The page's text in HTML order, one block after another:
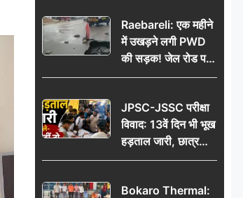
Raebareli: एक महीने
में उखड़ने लगी PWD
की सड़क! जेल रोड पर
गड्ढे ने खोली निर्माण
की उठी मांग
JPSC-JSSC परीक्षा
विवाद: 13वें दिन भी भूख
हड़ताल जारी, छात्र
बोले- जांच नहीं तो
Bokaro Thermal: